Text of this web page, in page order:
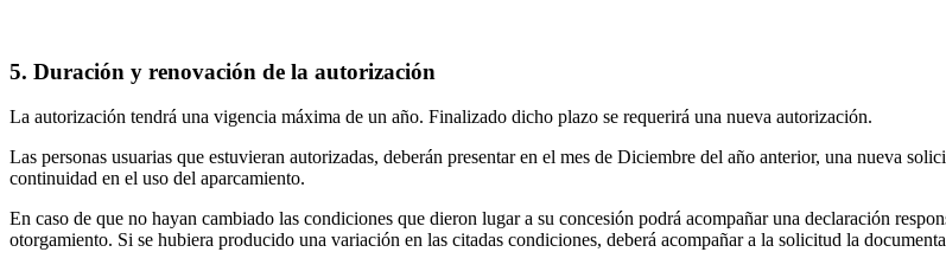
5. Duración y renovación de la autorización
La autorización tendrá una vigencia máxima de un año. Finalizado dicho plazo se requerirá una nueva autorización.
Las personas usuarias que estuvieran autorizadas, deberán presentar en el mes de Diciembre del año anterior, una nueva
continuidad en el uso del aparcamiento.
En caso de que no hayan cambiado las condiciones que dieron lugar a su concesión podrá acompañar una declaración
otorgamiento. Si se hubiera producido una variación en las citadas condiciones, deberá acompañar a la solicitud la